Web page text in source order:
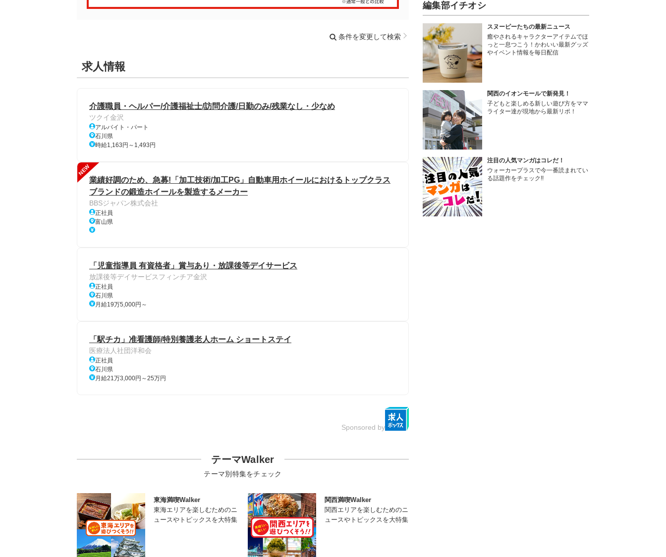
条件を変更して検索
求人情報
介護職員・ヘルパー/介護福祉士/訪問介護/日勤のみ/残業なし・少なめ
ツクイ金沢
アルバイト・パート
石川県
時給1,163円～1,493円
NEW
業績好調のため、急募!「加工技術/加工PG」自動車用ホイールにおけるトップクラス
ブランドの鍛造ホイールを製造するメーカー
BBSジャパン株式会社
正社員
富山県
「児童指導員 有資格者」賞与あり・放課後等デイサービス
放課後等デイサービスフィンチア金沢
正社員
石川県
月給19万5,000円～
「駅チカ」准看護師/特別養護老人ホーム ショートステイ
医療法人社団洋和会
正社員
石川県
月給21万3,000円～25万円
Sponsored by
テーマWalker
テーマ別特集をチェック
東海満喫Walker
東海エリアを楽しむためのニ
ュースやトピックスを大特集
関西満喫Walker
関西エリアを楽しむためのニ
ュースやトピックスを大特集
編集部イチオシ
スヌーピーたちの最新ニュース
癒やされるキャラクターアイテムでほ
っと一息つこう！かわいい最新グッズ
やイベント情報を毎日配信
関西のイオンモールで新発見！
子どもと楽しめる新しい遊び方をママ
ライター達が現地から最新リポ！
注目の人気マンガはコレだ！
ウォーカープラスで今一番読まれてい
る話題作をチェック!!